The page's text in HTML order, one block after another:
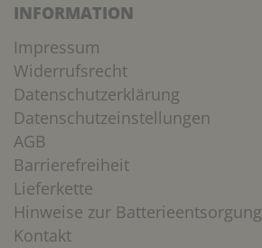
INFORMATION
Impressum
Widerrufsrecht
Datenschutzerklärung
Datenschutzeinstellungen
AGB
Barrierefreiheit
Lieferkette
Hinweise zur Batterieentsorgung
Kontakt